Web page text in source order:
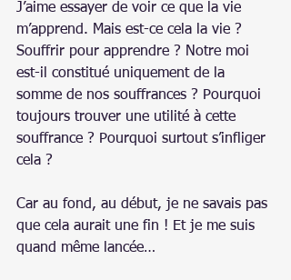
J’aime essayer de voir ce que la vie
m’apprend. Mais est-ce cela la vie ?
Souffrir pour apprendre ? Notre moi
est-il constitué uniquement de la
somme de nos souffrances ? Pourquoi
toujours trouver une utilité à cette
souffrance ? Pourquoi surtout s’infliger
cela ?
Car au fond, au début, je ne savais pas
que cela aurait une fin ! Et je me suis
quand même lancée…